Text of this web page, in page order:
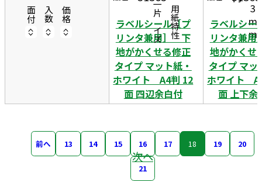
面付 入数 価格 一片サイズ用紙特性
ラベルシール［プ
リンタ兼用］ 下
地がかくせる修正
タイプ マット紙・
ホワイト A4判 12
面 四辺余白付
3
m
m
ラベルシー
リンタ兼
地がかくせ
タイプ マッ
ホワイト
面 上下余
前へ 13 14 15 16 17 18 19 20
21
次へ